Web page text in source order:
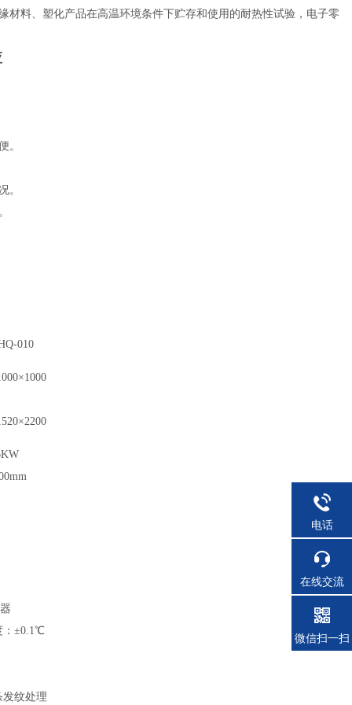
料、塑化产品在高温环境条件下贮存和使用的耐热性试验，电子零
。
。
010
：±0.1℃
发纹处理
电话
在线交流
微信扫一扫